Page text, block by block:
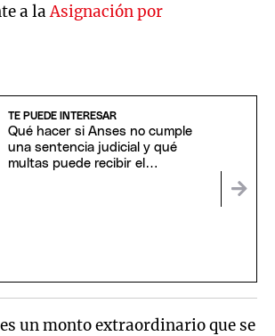
a laAsignación por
TE PUEDE INTERESAR
Qué hacer si Anses no cumple
una sentencia judicial y qué
multas puede recibir el
un monto extraordinario que se